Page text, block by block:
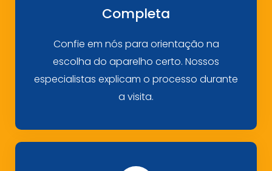
Completa
Confie em nós para orientação na
escolha do aparelho certo. Nossos
especialistas explicam o processo durante
a visita.